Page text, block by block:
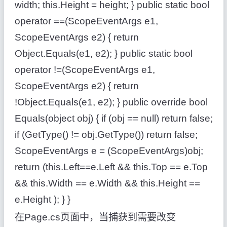
width; this.Height = height; } public static bool
operator ==(ScopeEventArgs e1,
ScopeEventArgs e2) { return
Object.Equals(e1, e2); } public static bool
operator !=(ScopeEventArgs e1,
ScopeEventArgs e2) { return
!Object.Equals(e1, e2); } public override bool
Equals(object obj) { if (obj == null) return false;
if (GetType() != obj.GetType()) return false;
ScopeEventArgs e = (ScopeEventArgs)obj;
return (this.Left==e.Left && this.Top == e.Top
&& this.Width == e.Width && this.Height ==
e.Height ); } }
在Page.cs页面中，当捕获到需要改变